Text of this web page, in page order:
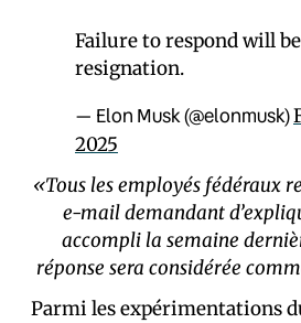
Failure to respond will
resignation.
— Elon Musk (@elonmusk)
2025
«Tous les employés fédéraux
e-mail demandant
accompli la semaine
réponse sera considérée
Parmi les expérimentations